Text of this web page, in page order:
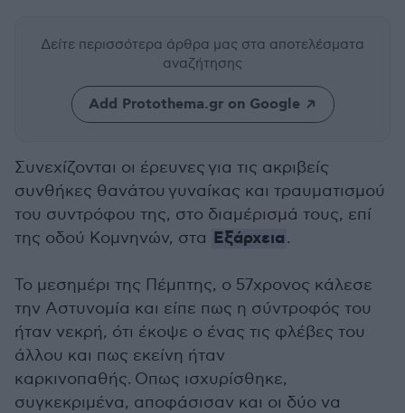
Δείτε περισσότερα άρθρα μας στα αποτελέσματα
αναζήτησης
Add Protothema.gr on Google
Συνεχίζονται οι έρευνες για τις ακριβείς
συνθήκες θανάτου γυναίκας και τραυματισμού
του συντρόφου της, στο διαμέρισμά τους, επί
της οδού Κομνηνών, στα Εξάρχεια.
Το μεσημέρι της Πέμπτης, ο 57χρονος κάλεσε
την Αστυνομία και είπε πως η σύντροφός του
ήταν νεκρή, ότι έκοψε ο ένας τις φλέβες του
άλλου και πως εκείνη ήταν
καρκινοπαθής. Οπως ισχυρίσθηκε,
συγκεκριμένα, αποφάσισαν και οι δύο να